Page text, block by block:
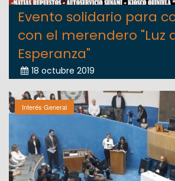
Evento solidario para
con el merendero "Luz
Esperanza"
18 octubre 2019
Interés General